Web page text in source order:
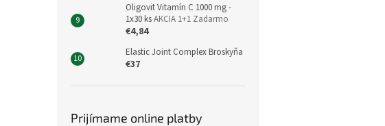
Oligovit Vitamín C 1000 mg -
1x30 ksAKCIA 1+1 Zadarmo
€4,84
Elastic Joint Complex Broskyňa
€37
Prijímame online platby